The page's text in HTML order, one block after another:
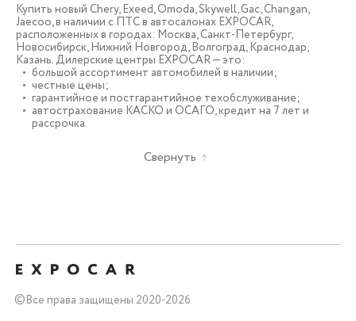
Купить новый Chery, Exeed, Omoda, Skywell, Gac, Changan,
Jaecoo, в наличии c ПТС в автосалонах EXPOCAR,
расположенных в городах: Москва, Санкт-Петербург,
Новосибирск, Нижний Новгород, Волгоград, Краснодар,
Казань. Дилерские центры EXPOCAR — это:
большой ассортимент автомобилей в наличии;
честные цены;
гарантийное и постгарантийное техобслуживание;
автострахование КАСКО и ОСАГО, кредит на 7 лет и
рассрочка.
Свернуть
©Все права защищены 2020-2026